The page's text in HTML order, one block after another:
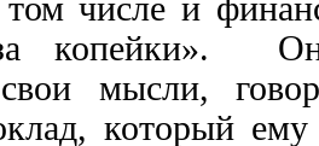
числе и
копейки».
свои мысли,
который